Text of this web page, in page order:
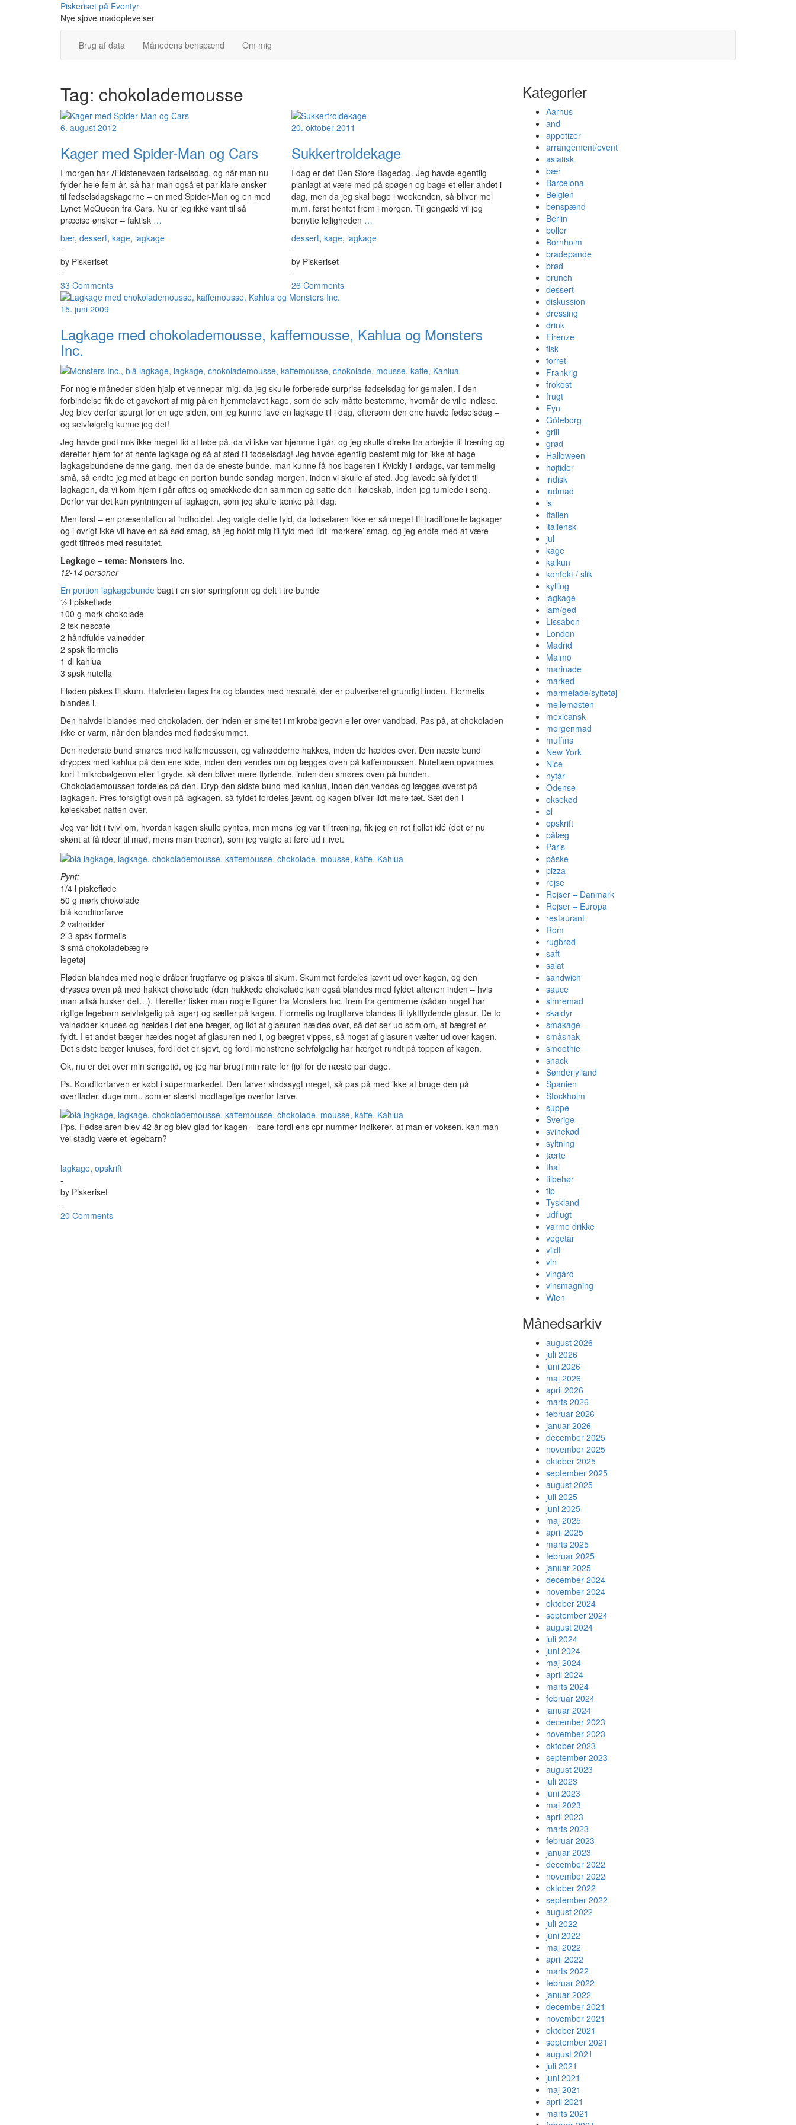
Piskeriset på Eventyr
Nye sjove madoplevelser
Brug af data Månedens benspænd Om mig
Tag: chokolademousse
6. august 2012
Kager med Spider-Man og Cars
I morgen har Ældstenevøen fødselsdag, og når man nu
fylder hele fem år, så har man også et par klare ønsker
til fødselsdagskagerne – en med Spider-Man og en med
Lynet McQueen fra Cars. Nu er jeg ikke vant til så
præcise ønsker – faktisk …
bær, dessert, kage, lagkage
-
by Piskeriset
-
33 Comments
20. oktober 2011
Sukkertroldekage
I dag er det Den Store Bagedag. Jeg havde egentlig
planlagt at være med på spøgen og bage et eller andet i
dag, men da jeg skal bage i weekenden, så bliver mel
m.m. først hentet frem i morgen. Til gengæld vil jeg
benytte lejligheden …
dessert, kage, lagkage
-
by Piskeriset
-
26 Comments
15. juni 2009
Lagkage med chokolademousse, kaffemousse, Kahlua og Monsters
Inc.
For nogle måneder siden hjalp et vennepar mig, da jeg skulle forberede surprise-fødselsdag for gemalen. I den
forbindelse fik de et gavekort af mig på en hjemmelavet kage, som de selv måtte bestemme, hvornår de ville indløse.
Jeg blev derfor spurgt for en uge siden, om jeg kunne lave en lagkage til i dag, eftersom den ene havde fødselsdag –
og selvfølgelig kunne jeg det!
Jeg havde godt nok ikke meget tid at løbe på, da vi ikke var hjemme i går, og jeg skulle direke fra arbejde til træning og
derefter hjem for at hente lagkage og så af sted til fødselsdag! Jeg havde egentlig bestemt mig for ikke at bage
lagkagebundene denne gang, men da de eneste bunde, man kunne få hos bageren i Kvickly i lørdags, var temmelig
små, så endte jeg med at bage en portion bunde søndag morgen, inden vi skulle af sted. Jeg lavede så fyldet til
lagkagen, da vi kom hjem i går aftes og smækkede den sammen og satte den i køleskab, inden jeg tumlede i seng.
Derfor var det kun pyntningen af lagkagen, som jeg skulle tænke på i dag.
Men først – en præsentation af indholdet. Jeg valgte dette fyld, da fødselaren ikke er så meget til traditionelle lagkager
og i øvrigt ikke vil have en så sød smag, så jeg holdt mig til fyld med lidt ‘mørkere’ smag, og jeg endte med at være
godt tilfreds med resultatet.
Lagkage – tema: Monsters Inc.
12-14 personer
En portion lagkagebunde bagt i en stor springform og delt i tre bunde
½ l piskefløde
100 g mørk chokolade
2 tsk nescafé
2 håndfulde valnødder
2 spsk flormelis
1 dl kahlua
3 spsk nutella
Fløden piskes til skum. Halvdelen tages fra og blandes med nescafé, der er pulveriseret grundigt inden. Flormelis
blandes i.
Den halvdel blandes med chokoladen, der inden er smeltet i mikrobølgeovn eller over vandbad. Pas på, at chokoladen
ikke er varm, når den blandes med flødeskummet.
Den nederste bund smøres med kaffemoussen, og valnødderne hakkes, inden de hældes over. Den næste bund
dryppes med kahlua på den ene side, inden den vendes om og lægges oven på kaffemoussen. Nutellaen opvarmes
kort i mikrobølgeovn eller i gryde, så den bliver mere flydende, inden den smøres oven på bunden.
Chokolademoussen fordeles på den. Dryp den sidste bund med kahlua, inden den vendes og lægges øverst på
lagkagen. Pres forsigtigt oven på lagkagen, så fyldet fordeles jævnt, og kagen bliver lidt mere tæt. Sæt den i
køleskabet natten over.
Jeg var lidt i tvivl om, hvordan kagen skulle pyntes, men mens jeg var til træning, fik jeg en ret fjollet idé (det er nu
skønt at få ideer til mad, mens man træner), som jeg valgte at føre ud i livet.
Pynt:
1/4 l piskefløde
50 g mørk chokolade
blå konditorfarve
2 valnødder
2-3 spsk flormelis
3 små chokoladebægre
legetøj
Fløden blandes med nogle dråber frugtfarve og piskes til skum. Skummet fordeles jævnt ud over kagen, og den
drysses oven på med hakket chokolade (den hakkede chokolade kan også blandes med fyldet aftenen inden – hvis
man altså husker det…). Herefter fisker man nogle figurer fra Monsters Inc. frem fra gemmerne (sådan noget har
rigtige legebørn selvfølgelig på lager) og sætter på kagen. Flormelis og frugtfarve blandes til tyktflydende glasur. De to
valnødder knuses og hældes i det ene bæger, og lidt af glasuren hældes over, så det ser ud som om, at bægret er
fyldt. I et andet bæger hældes noget af glasuren ned i, og bægret vippes, så noget af glasuren vælter ud over kagen.
Det sidste bæger knuses, fordi det er sjovt, og fordi monstrene selvfølgelig har hærget rundt på toppen af kagen.
Ok, nu er det over min sengetid, og jeg har brugt min rate for fjol for de næste par dage.
Ps. Konditorfarven er købt i supermarkedet. Den farver sindssygt meget, så pas på med ikke at bruge den på
overflader, duge mm., som er stærkt modtagelige overfor farve.
Pps. Fødselaren blev 42 år og blev glad for kagen – bare fordi ens cpr-nummer indikerer, at man er voksen, kan man
vel stadig være et legebarn?
lagkage, opskrift
-
by Piskeriset
-
20 Comments
Kategorier
Aarhus
and
appetizer
arrangement/event
asiatisk
bær
Barcelona
Belgien
benspænd
Berlin
boller
Bornholm
bradepande
brød
brunch
dessert
diskussion
dressing
drink
Firenze
fisk
forret
Frankrig
frokost
frugt
Fyn
Göteborg
grill
grød
Halloween
højtider
indisk
indmad
is
Italien
italiensk
jul
kage
kalkun
konfekt / slik
kylling
lagkage
lam/ged
Lissabon
London
Madrid
Malmö
marinade
marked
marmelade/syltetøj
mellemøsten
mexicansk
morgenmad
muffins
New York
Nice
nytår
Odense
oksekød
øl
opskrift
pålæg
Paris
påske
pizza
rejse
Rejser – Danmark
Rejser – Europa
restaurant
Rom
rugbrød
saft
salat
sandwich
sauce
simremad
skaldyr
småkage
småsnak
smoothie
snack
Sønderjylland
Spanien
Stockholm
suppe
Sverige
svinekød
syltning
tærte
thai
tilbehør
tip
Tyskland
udflugt
varme drikke
vegetar
vildt
vin
vingård
vinsmagning
Wien
Månedsarkiv
august 2026
juli 2026
juni 2026
maj 2026
april 2026
marts 2026
februar 2026
januar 2026
december 2025
november 2025
oktober 2025
september 2025
august 2025
juli 2025
juni 2025
maj 2025
april 2025
marts 2025
februar 2025
januar 2025
december 2024
november 2024
oktober 2024
september 2024
august 2024
juli 2024
juni 2024
maj 2024
april 2024
marts 2024
februar 2024
januar 2024
december 2023
november 2023
oktober 2023
september 2023
august 2023
juli 2023
juni 2023
maj 2023
april 2023
marts 2023
februar 2023
januar 2023
december 2022
november 2022
oktober 2022
september 2022
august 2022
juli 2022
juni 2022
maj 2022
april 2022
marts 2022
februar 2022
januar 2022
december 2021
november 2021
oktober 2021
september 2021
august 2021
juli 2021
juni 2021
maj 2021
april 2021
marts 2021